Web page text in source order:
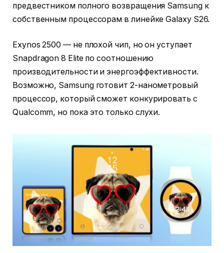
предвестником полного возвращения Samsung к
собственным процессорам в линейке Galaxy S26.
Exynos 2500 — не плохой чип, но он уступает
Snapdragon 8 Elite по соотношению
производительности и энергоэффективности.
Возможно, Samsung готовит 2-нанометровый
процессор, который сможет конкурировать с
Qualcomm, но пока это только слухи.